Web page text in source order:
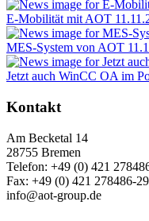
E-Mobilität mit AOT
MES-System von AOT
Jetzt auch WinCC OA im
Kontakt
Am Becketal 14
28755 Bremen
Telefon: +49 (0) 421
Fax: +49 (0) 421 278486-29
info@aot-group.de